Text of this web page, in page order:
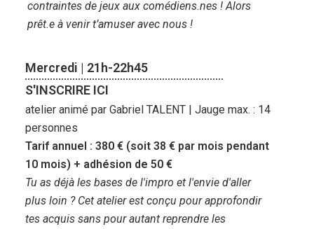
contraintes de jeux aux comédiens.nes ! Alors
prêt.e à venir t’amuser avec nous !
Mercredi | 21h-22h45
S'INSCRIRE ICI
atelier animé par Gabriel TALENT | Jauge max. : 14
personnes
Tarif annuel : 380 € (soit 38 € par mois pendant
10 mois) + adhésion de 50 €
Tu as déjà les bases de l'impro et l'envie d'aller
plus loin ? Cet atelier est conçu pour approfondir
tes acquis sans pour autant reprendre les